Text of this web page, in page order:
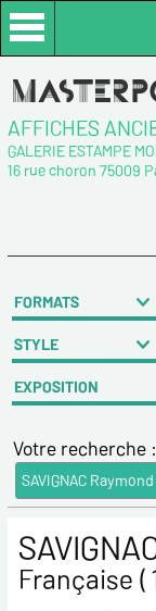
AFFICHES
GALERIE ESTAMPE
16 rue choron 75009
FORMATS
STYLE
EXPOSITION
Votre recherche :
SAVIGNAC Raymond
Française (